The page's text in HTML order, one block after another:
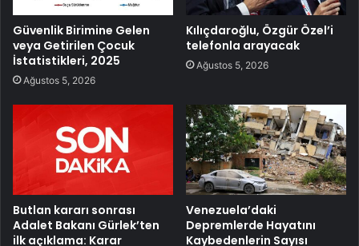
Güvenlik Birimine Gelen
veya Getirilen Çocuk
İstatistikleri, 2025
Ağustos 5, 2026
Kılıçdaroğlu, Özgür Özel’i
telefonla arayacak
Ağustos 5, 2026
Butlan kararı sonrası
Adalet Bakanı Gürlek’ten
ilk açıklama: Karar
Venezuela’daki
Depremlerde Hayatını
Kaybedenlerin Sayısı